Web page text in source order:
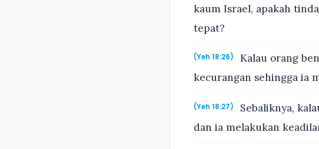
kaum Israel, apakah
tepat?
(Yeh 18:26)
Kalau orang
kecurangan sehingga ia
(Yeh 18:27)
Sebaliknya,
dan ia melakukan